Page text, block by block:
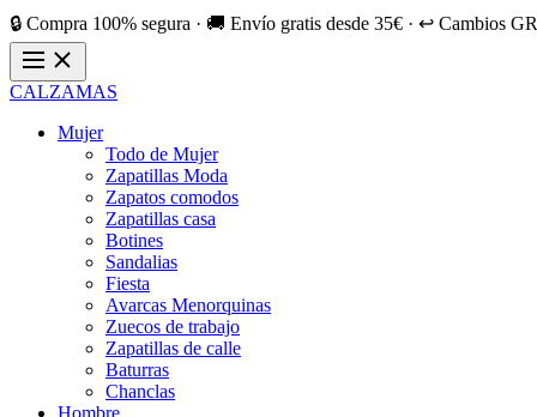
🔒 Compra 100% segura · 🚚 Envío gratis desde 35€ · ↩️ Cambios
CALZAMAS
Mujer
Todo de Mujer
Zapatillas Moda
Zapatos comodos
Zapatillas casa
Botines
Sandalias
Fiesta
Avarcas Menorquinas
Zuecos de trabajo
Zapatillas de calle
Baturras
Chanclas
Hombre